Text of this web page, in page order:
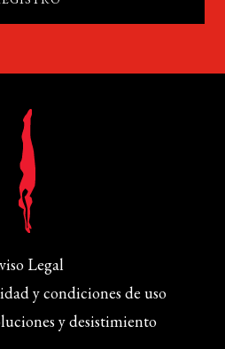
Legal
y condiciones de uso
y desistimiento